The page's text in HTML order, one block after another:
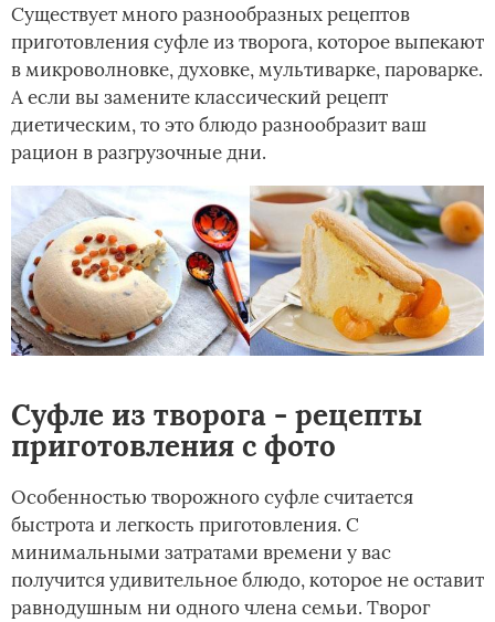
Существует много разнообразных рецептов
приготовления суфле из творога, которое выпекают
в микроволновке, духовке, мультиварке, пароварке.
А если вы замените классический рецепт
диетическим, то это блюдо разнообразит ваш
рацион в разгрузочные дни.
Суфле из творога - рецепты
приготовления с фото
Особенностью творожного суфле считается
быстрота и легкость приготовления. С
минимальными затратами времени у вас
получится удивительное блюдо, которое не оставит
равнодушным ни одного члена семьи. Творог